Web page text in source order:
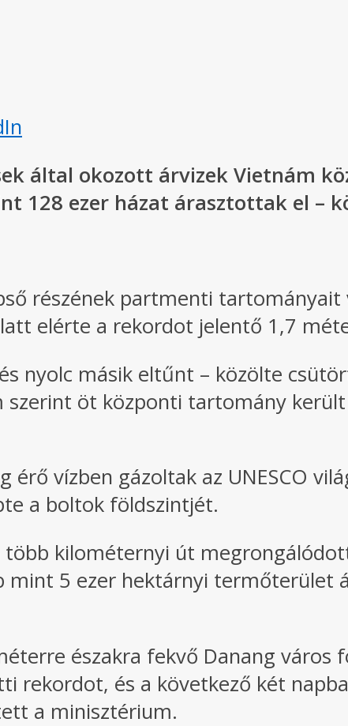
által okozott árvizek Vietnám
128 ezer házat árasztottak el –
részének partmenti
elérte a rekordot jelentő 1,7
nyolc másik eltűnt – közölte
öt központi tartomány
érő vízben gázoltak az UNESCO
a boltok földszintjét.
kilométernyi út
5 ezer hektárnyi termőterület
északra fekvő Danang
rekordot, és a következő két
a minisztérium.